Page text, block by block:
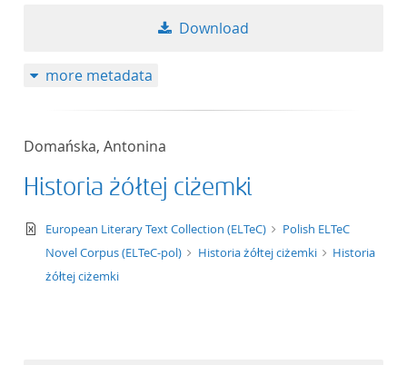
Download
more metadata
Domańska, Antonina
Historia żółtej ciżemki
text/xml
European Literary Text Collection (ELTeC)
Polish ELTeC
Novel Corpus (ELTeC-pol)
Historia żółtej ciżemki
Historia
żółtej ciżemki